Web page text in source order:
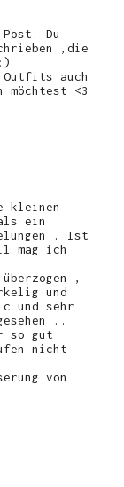
Du
,die
auch
<3
kleinen
ein
. Ist
mag ich
,
und
und sehr
..
so gut
nicht
von